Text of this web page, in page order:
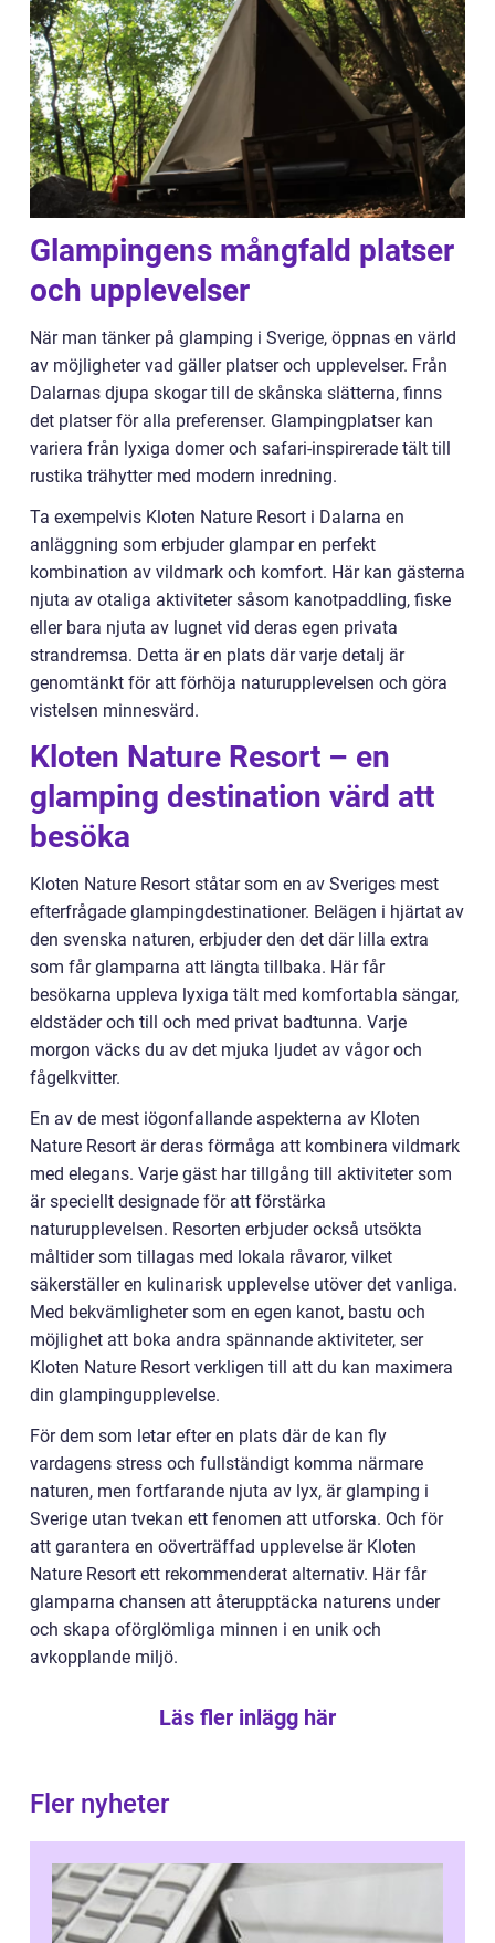
Glampingens mångfald platser
och upplevelser
När man tänker på glamping i Sverige, öppnas en värld
av möjligheter vad gäller platser och upplevelser. Från
Dalarnas djupa skogar till de skånska slätterna, finns
det platser för alla preferenser. Glampingplatser kan
variera från lyxiga domer och safari-inspirerade tält till
rustika trähytter med modern inredning.
Ta exempelvis Kloten Nature Resort i Dalarna en
anläggning som erbjuder glampar en perfekt
kombination av vildmark och komfort. Här kan gästerna
njuta av otaliga aktiviteter såsom kanotpaddling, fiske
eller bara njuta av lugnet vid deras egen privata
strandremsa. Detta är en plats där varje detalj är
genomtänkt för att förhöja naturupplevelsen och göra
vistelsen minnesvärd.
Kloten Nature Resort – en
glamping destination värd att
besöka
Kloten Nature Resort ståtar som en av Sveriges mest
efterfrågade glampingdestinationer. Belägen i hjärtat av
den svenska naturen, erbjuder den det där lilla extra
som får glamparna att längta tillbaka. Här får
besökarna uppleva lyxiga tält med komfortabla sängar,
eldstäder och till och med privat badtunna. Varje
morgon väcks du av det mjuka ljudet av vågor och
fågelkvitter.
En av de mest iögonfallande aspekterna av Kloten
Nature Resort är deras förmåga att kombinera vildmark
med elegans. Varje gäst har tillgång till aktiviteter som
är speciellt designade för att förstärka
naturupplevelsen. Resorten erbjuder också utsökta
måltider som tillagas med lokala råvaror, vilket
säkerställer en kulinarisk upplevelse utöver det vanliga.
Med bekvämligheter som en egen kanot, bastu och
möjlighet att boka andra spännande aktiviteter, ser
Kloten Nature Resort verkligen till att du kan maximera
din glampingupplevelse.
För dem som letar efter en plats där de kan fly
vardagens stress och fullständigt komma närmare
naturen, men fortfarande njuta av lyx, är glamping i
Sverige utan tvekan ett fenomen att utforska. Och för
att garantera en oöverträffad upplevelse är Kloten
Nature Resort ett rekommenderat alternativ. Här får
glamparna chansen att återupptäcka naturens under
och skapa oförglömliga minnen i en unik och
avkopplande miljö.
Läs fler inlägg här
Fler nyheter